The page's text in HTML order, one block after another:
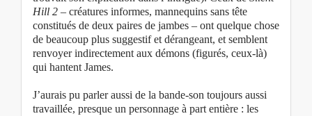
Hill 2 – créatures informes, mannequins sans tête
constitués de deux paires de jambes – ont quelque chose
de beaucoup plus suggestif et dérangeant, et semblent
renvoyer indirectement aux démons (figurés, ceux-là)
qui hantent James.
J’aurais pu parler aussi de la bande-son toujours aussi
travaillée, presque un personnage à part entière : les